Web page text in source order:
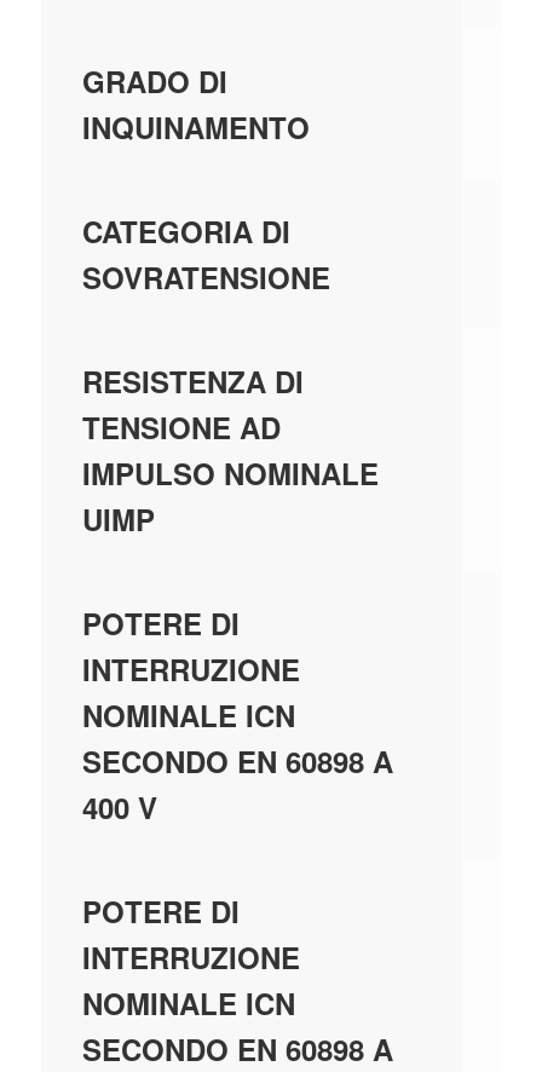
GRADO DI
INQUINAMENTO
CATEGORIA DI
SOVRATENSIONE
RESISTENZA DI
TENSIONE AD
IMPULSO NOMINALE
UIMP
POTERE DI
INTERRUZIONE
NOMINALE ICN
SECONDO EN 60898 A
400 V
POTERE DI
INTERRUZIONE
NOMINALE ICN
SECONDO EN 60898 A